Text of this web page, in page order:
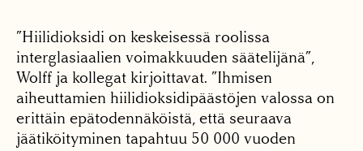
”Hiilidioksidi on keskeisessä roolissa
interglasiaalien voimakkuuden säätelijänä”,
Wolff ja kollegat kirjoittavat. ”Ihmisen
aiheuttamien hiilidioksidipäästöjen valossa on
erittäin epätodennäköistä, että seuraava
jäätiköityminen tapahtuu 50 000 vuoden